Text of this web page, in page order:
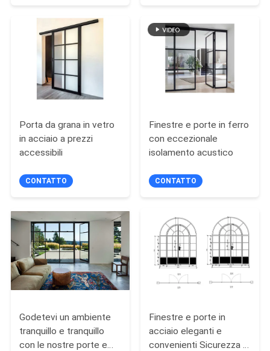
SITEMAP
PRIVACY
Porta da grana in vetro
in acciaio a prezzi
accessibili
CONTATTO
Finestre e porte in ferro
con eccezionale
isolamento acustico
CONTATTO
Godetevi un ambiente
tranquillo e tranquillo
con le nostre porte e
Finestre e porte in
acciaio eleganti e
convenienti Sicurezza e